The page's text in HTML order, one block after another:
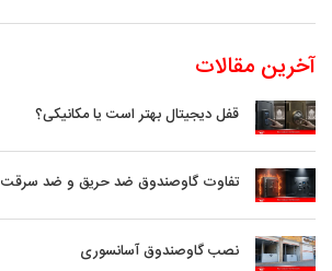
آخرین مقالات
قفل دیجیتال بهتر است یا مکانیکی؟
تفاوت گاوصندوق ضد حریق و ضد سرقت
نصب گاوصندوق آسانسوری